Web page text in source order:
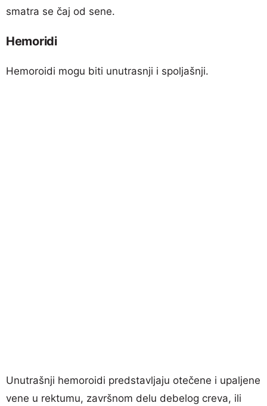
smatra se čaj od sene.
Hemoridi
Hemoroidi mogu biti unutrasnji i spoljašnji.
Unutrašnji hemoroidi predstavljaju otečene i upaljene
vene u rektumu, završnom delu debelog creva, ili